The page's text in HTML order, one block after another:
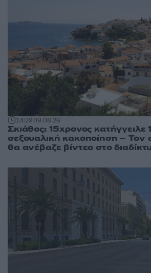
14:2909.08.26
Σκιάθος: 15χρονος κατήγγειλε
σεξουαλική κακοποίηση – Τον
θα ανέβαζε βίντεο στο